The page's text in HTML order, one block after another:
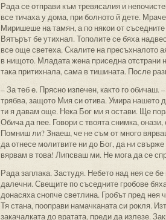
Рада се отправи към тревясалия и
все тичаха у дома, при болното й дете.
Миришеше на тамян, а по някои от
Вятърът бе утихнал. Тополите се бяха
все още светеха. Скалите на пресъхналото
в нищото. Младата жена приседна отстрани
така притихнала, сама в тишината. После
– За теб е. Прясно изпечен, както го обичаш.
трябва, защото Мия си отива. Умира нашето
ти я давам още. Нека Бог ми я остави. Ще
Обича да пее. Говори с твоята снимка, онази,
Помниш ли? Знаеш, че не съм от много
да отнесе молитвите ни до Бог, да ни
вярвам в това! Липсваш ми. Не мога да се
Рада заплака. Застудя. Небето над нея се
далечни. Свещите по съседните гробове
донасяха снопче светлина. Гробът пред
Тя стана, пооправи намачканата си рокля.
закачалката до вратата, преди да излезе.